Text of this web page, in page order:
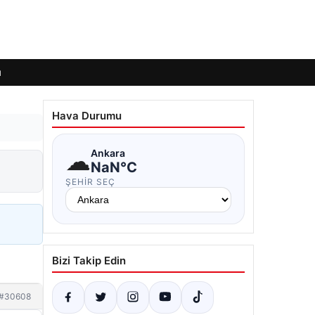
Hava Durumu
☁Ankara
NaN°C
ŞEHIR SEÇ
Bizi Takip Edin